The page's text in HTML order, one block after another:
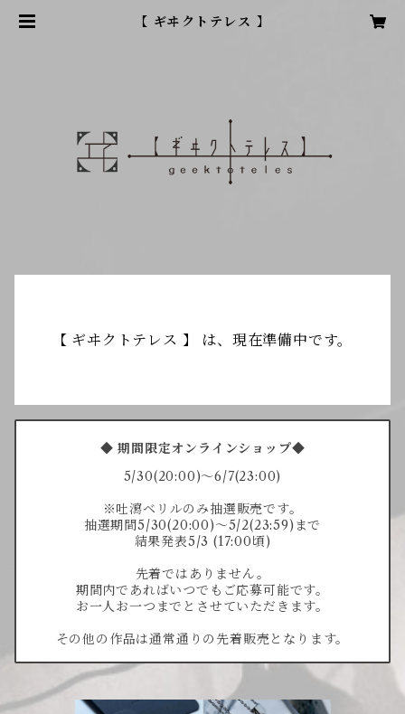
【 ギヰクトテレス 】
【 ギヰクトテレス 】 は、現在準備中です。
◆ 期間限定オンラインショップ◆
5/30(20:00)〜6/7(23:00)
※吐瀉ベリルのみ抽選販売です。
抽選期間5/30(20:00)〜5/2(23:59)まで
結果発表5/3 (17:00頃)
先着ではありません。
期間内であればいつでもご応募可能です。
お一人お一つまでとさせていただきます。
その他の作品は通常通りの先着販売となります。